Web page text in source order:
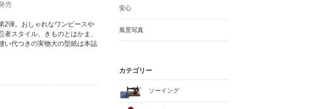
売
2弾。おしゃれなワンピースや
スタイル、きものとはかま、
い代つきの実物大の型紙は本誌
安心
風景写真
カテゴリー
ソーイング